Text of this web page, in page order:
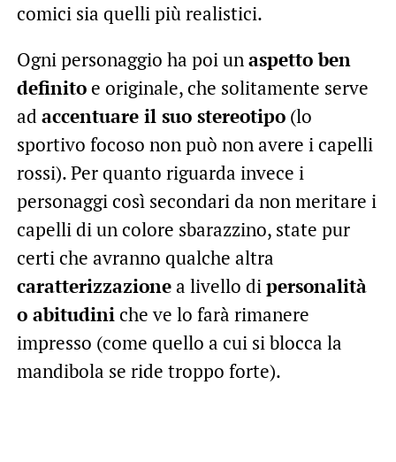
comici sia quelli più realistici.
Ogni personaggio ha poi unaspetto ben
definitoe originale, che solitamente serve
ad accentuare il suo stereotipo(lo
sportivo focoso non può non avere i capelli
rossi). Per quanto riguarda invece i
personaggi così secondari da non meritare i
capelli di un colore sbarazzino, state pur
certi che avranno qualche altra
caratterizzazionea livello dipersonalità
o abitudiniche ve lo farà rimanere
impresso (come quello a cui si blocca la
mandibola se ride troppo forte).